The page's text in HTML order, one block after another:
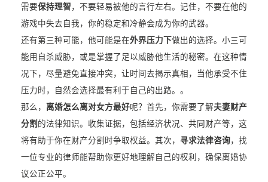
需要保持理智 ，不要轻易被他的言行左右。记住，不要在他的
游戏中失去自我，你的稳定和冷静会成为你的武器。
还有第三种可能，他可能是在外界压力下做出的选择。小三可
能用自杀威胁，或是掌握了足以威胁他生活的秘密。在这种情
况下，尽量避免直接冲突，让时间去揭示真相，当他承受不住
压力时，自然会选择最有利于自己的出路。。
那么， 离婚怎么离对女方最好呢？首先，你需要了解夫妻财产
分割 的法律知识。收集证据，包括经济状况、共同财产等，这
将有助于你在财产分割时争取权益。其次， 寻求法律咨询，找
一位专业的律师能帮助你更好地理解自己的权利，确保离婚协
议公正公平。